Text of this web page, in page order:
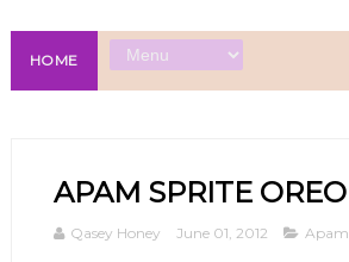
HOME
APAM SPRITE OREO
Qasey Honey June 01, 2012 Apam